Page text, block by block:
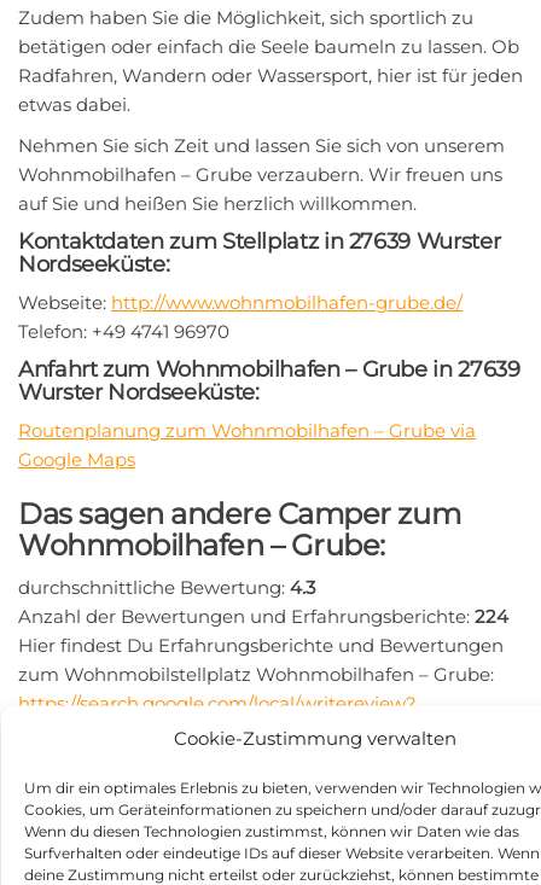
Cookie-Zustimmung verwalten
Um dir ein optimales Erlebnis zu bieten, verwenden wir Technologien
Cookies, um Geräteinformationen zu speichern und/oder darauf
Wenn du diesen Technologien zustimmst, können wir Daten wie das
Surfverhalten oder eindeutige IDs auf dieser Website verarbeiten.
deine Zustimmung nicht erteilst oder zurückziehst, können bestimmte
Zudem haben Sie die Möglichkeit, sich sportlich zu
betätigen oder einfach die Seele baumeln zu lassen. Ob
Radfahren, Wandern oder Wassersport, hier ist für jeden
etwas dabei.
Nehmen Sie sich Zeit und lassen Sie sich von unserem
Wohnmobilhafen – Grube verzaubern. Wir freuen uns
auf Sie und heißen Sie herzlich willkommen.
Kontaktdaten zum Stellplatz in 27639 Wurster
Nordseeküste:
Webseite: http://www.wohnmobilhafen-grube.de/
Telefon: +49 4741 96970
Anfahrt zum Wohnmobilhafen – Grube in 27639
Wurster Nordseeküste:
Routenplanung zum Wohnmobilhafen – Grube via
Google Maps
Das sagen andere Camper zum
Wohnmobilhafen – Grube:
durchschnittliche Bewertung: 4.3
Anzahl der Bewertungen und Erfahrungsberichte: 224
Hier findest Du Erfahrungsberichte und Bewertungen
zum Wohnmobilstellplatz Wohnmobilhafen – Grube:
https://search.google.com/local/writereview?
placeid=ChIJb1rlNFOmtkcRFvwBeVOeb5E
Beitragsnavigation
Beitrag
Caravanstellplatz am
Freibad in 02730
Ebersbach-Neugersdorf
Marina Gelting-Mole GmbH
in 24395 Niesgrau